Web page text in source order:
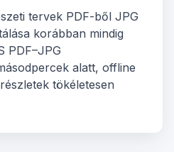
tervek PDF-ből JPG
korábban mindig
PDF–JPG
alatt, offline
tökéletesen